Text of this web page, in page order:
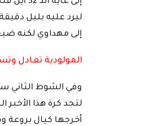
ليرد عليه بليل
إلى مهداوي لكنه
المولودية تعادل
أخرجها كيال بروعة